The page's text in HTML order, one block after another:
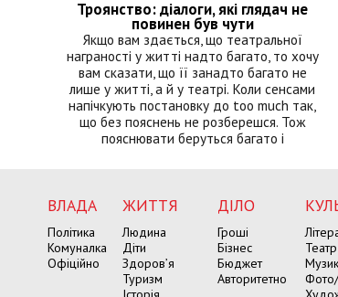
Троянство: діалоги, які глядач не
повинен був чути
Якщо вам здається, що театральної
награності у житті надто багато, то хочу
вам сказати, що її занадто багато не
лише у житті, а й у театрі. Коли сенсами
напічкують постановку до too much так,
що без пояснень не розберешся. Тож
пояснювати беруться багато і
ВЛАДА
Політика
Комуналка
Офіційно
ЖИТТЯ
Людина
Діти
Здоров’я
Туризм
ДІЛО
Гроші
Бізнес
Бюджет
Авторитетно
Театр
Фото/